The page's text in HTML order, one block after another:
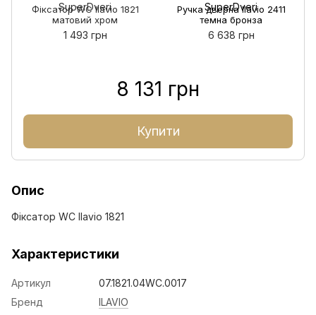
Фіксатор WC Ilavio 1821
матовий хром
1 493 грн
Ручка дверна Ilavio 2411
темна бронза
6 638 грн
8 131 грн
Купити
Опис
Фіксатор WC Ilavio 1821
Характеристики
Артикул
07.1821.04WC.0017
Бренд
ILAVIO